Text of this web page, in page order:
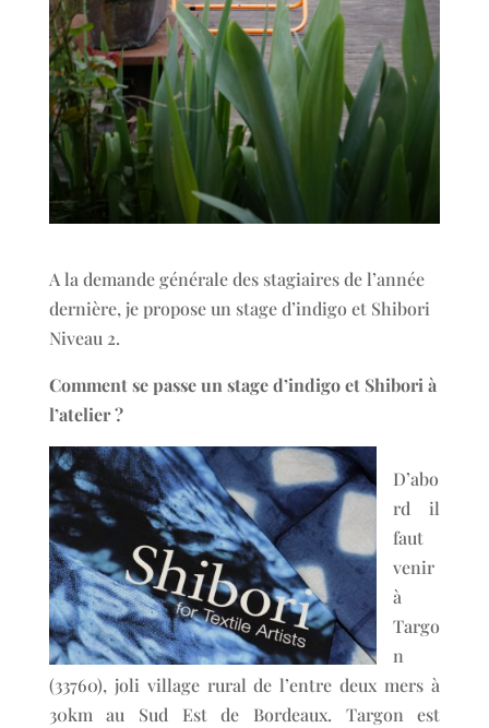
A la demande générale des stagiaires de l’année
dernière, je propose un stage d’indigo et Shibori
Niveau 2.
Comment se passe un stage d’indigo et Shibori à
l’atelier ?
D’abo
rd il
faut
venir
à
Targo
n
(33760), joli village rural de l’entre deux mers à
30km au Sud Est de Bordeaux. Targon est